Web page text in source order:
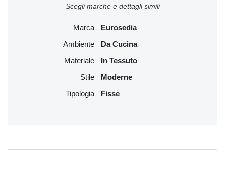
Scegli marche e dettagli simili
Marca Eurosedia
Ambiente Da Cucina
Materiale In Tessuto
Stile Moderne
Tipologia Fisse